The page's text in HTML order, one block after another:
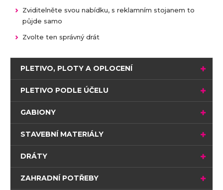
Zviditelněte svou nabídku, s reklamním stojanem to
půjde samo
Zvolte ten správný drát
PLETIVO, PLOTY A OPLOCENÍ
PLETIVO PODLE ÚČELU
GABIONY
STAVEBNÍ MATERIÁLY
DRÁTY
ZAHRADNÍ POTŘEBY